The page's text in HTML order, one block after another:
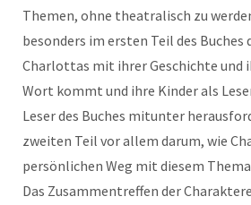
Themen, ohne theatralisch zu
besonders im ersten Teil des Buches
Charlottas mit ihrer Geschichte und
Wort kommt und ihre Kinder als
Leser des Buches mitunter
zweiten Teil vor allem darum, wie
persönlichen Weg mit diesem
Das Zusammentreffen der